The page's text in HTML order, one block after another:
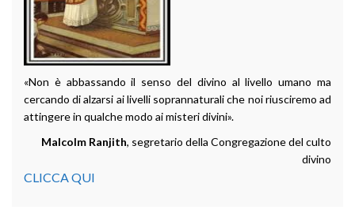
«Non è abbassando il senso del divino al livello umano ma
cercando di alzarsi ai livelli soprannaturali che noi riusciremo ad
attingere in qualche modo ai misteri divini».
Malcolm Ranjith, segretario della Congregazione del culto
divino
CLICCA QUI